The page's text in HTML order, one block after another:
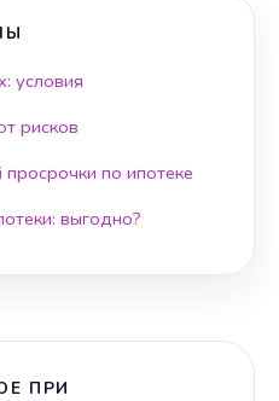
условия
рисков
по ипотеке
выгодно?
ПРИ